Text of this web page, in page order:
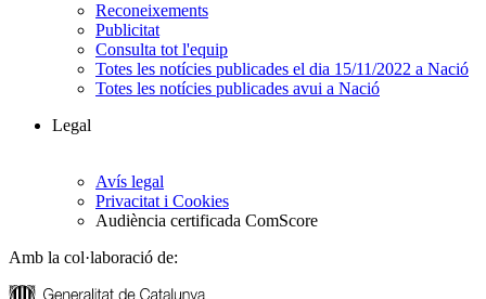
Reconeixements
Publicitat
Consulta tot l'equip
Totes les notícies publicades el dia 15/11/2022 a Nació
Totes les notícies publicades avui a Nació
Legal
Avís legal
Privacitat i Cookies
Audiència certificada ComScore
Amb la col·laboració de: